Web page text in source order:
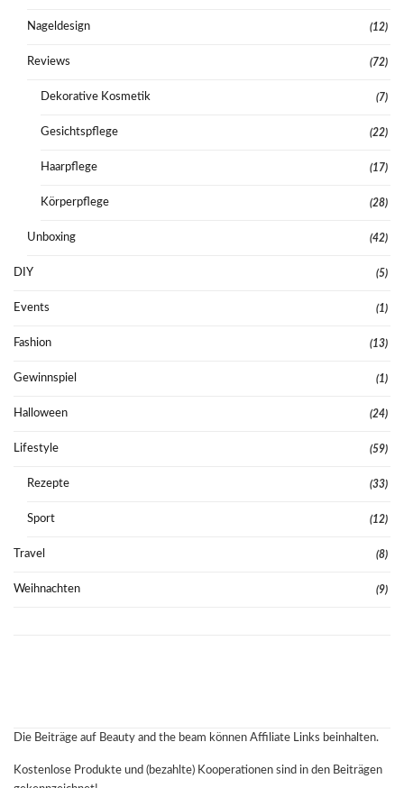
Nageldesign (12)
Reviews (72)
Dekorative Kosmetik (7)
Gesichtspflege (22)
Haarpflege (17)
Körperpflege (28)
Unboxing (42)
DIY (5)
Events (1)
Fashion (13)
Gewinnspiel (1)
Halloween (24)
Lifestyle (59)
Rezepte (33)
Sport (12)
Travel (8)
Weihnachten (9)
Die Beiträge auf Beauty and the beam können Affiliate Links beinhalten.
Kostenlose Produkte und (bezahlte) Kooperationen sind in den Beiträgen